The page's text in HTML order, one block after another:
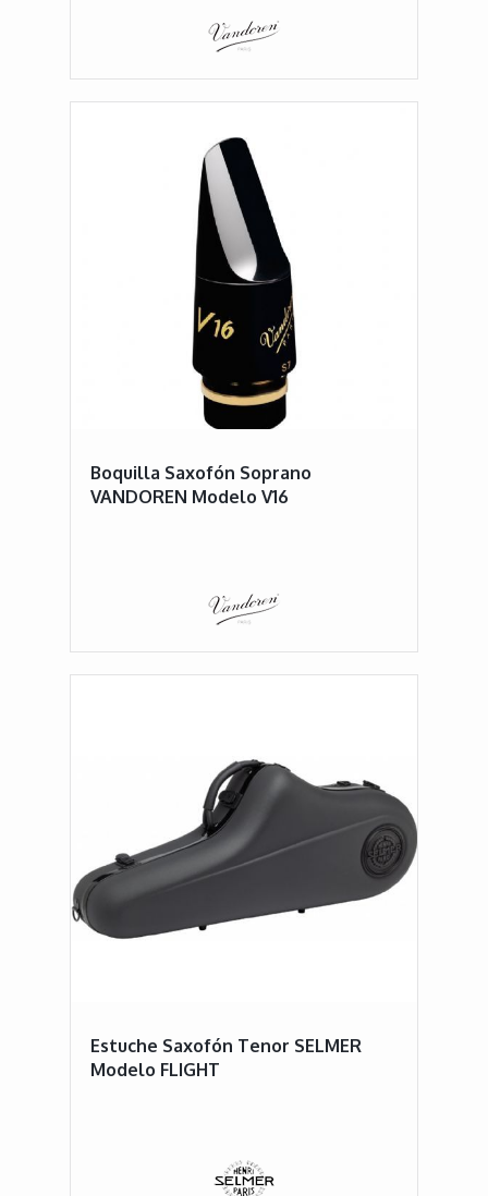
Boquilla Saxofón Soprano
VANDOREN Modelo V16
Estuche Saxofón Tenor SELMER
Modelo FLIGHT